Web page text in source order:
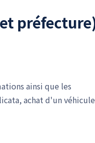
ainsi que les
achat d'un véhicule